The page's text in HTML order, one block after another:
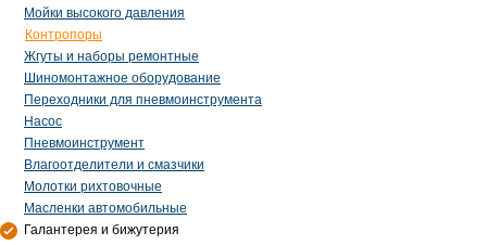
Мойки высокого давления
Контропоры
Жгуты и наборы ремонтные
Шиномонтажное оборудование
Переходники для пневмоинструмента
Насос
Пневмоинструмент
Влагоотделители и смазчики
Молотки рихтовочные
Масленки автомобильные
Галантерея и бижутерия